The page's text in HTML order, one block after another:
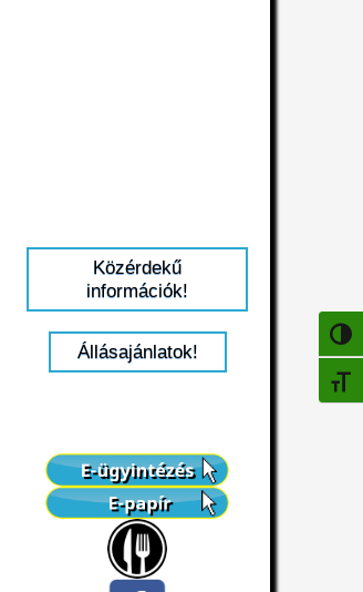
Közérdekű
információk!
Állásajánlatok!